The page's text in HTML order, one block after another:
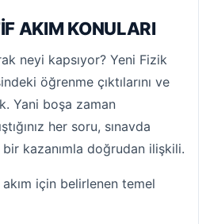
AKIM KONULARI
neyi kapsıyor? Yeni Fizik
öğrenme çıktılarını ve
Yani boşa zaman
her soru, sınavda
bir kazanımla doğrudan ilişkili.
için belirlenen temel